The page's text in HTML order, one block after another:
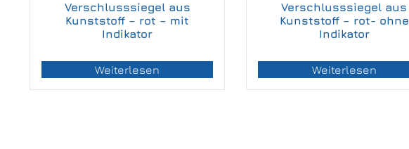
Verschlusssiegel aus
Kunststoff – rot – mit
Indikator
Weiterlesen
Verschlusssiegel aus
Kunststoff – rot- ohne
Indikator
Weiterlesen